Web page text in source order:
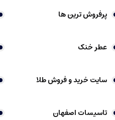
پرفروش ترین ها
عطر خنک
سایت خرید و فروش طلا
تاسیسات اصفهان